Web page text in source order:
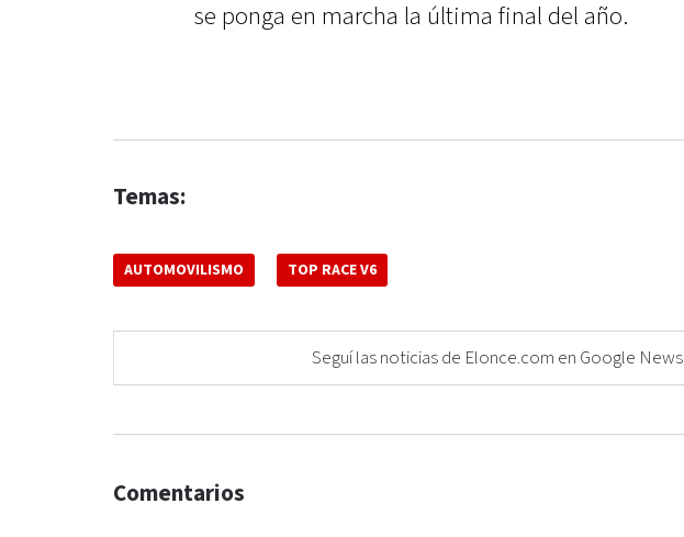
se ponga en marcha la última final del año.
Temas:
AUTOMOVILISMO TOP RACE V6
Seguí las noticias de Elonce.com en Google News
Comentarios